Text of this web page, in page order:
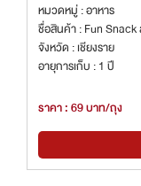
หมวดหมู่ : อาหาร
ชื่อสินค้า : Fun
จังหวัด : เชียงราย
อายุการเก็บ : 1 ปี
ราคา : 69 บาท/ถุง